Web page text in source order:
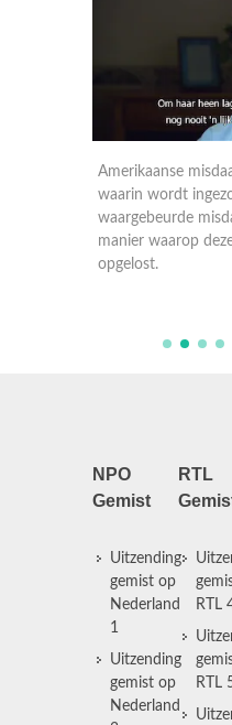
Amerikaanse
waarin wordt
waargebeurde
manier waarop
opgelost.
NPO
Gemist
Uitzending
gemist op
Nederland
1
Uitzending
gemist op
Nederland
RTL
RTL
RTL